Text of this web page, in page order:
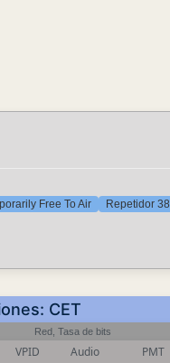
Free To Air Repetidor 38
CET
Red, Tasa de bits
VPID Audio PMT